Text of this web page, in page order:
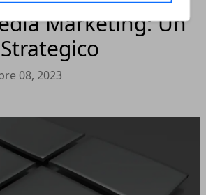
Marketing: Un
08, 2023